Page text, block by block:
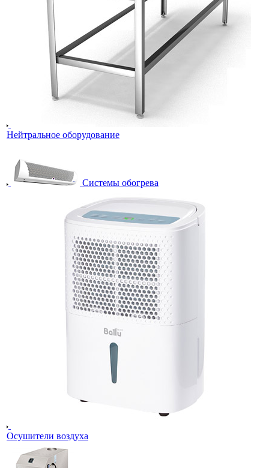
Нейтральное оборудование
Системы обогрева
Осушители воздуха